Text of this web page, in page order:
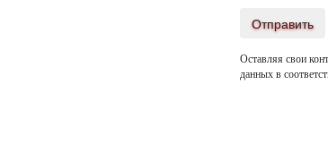
Отправить
Оставляя свои
данных в